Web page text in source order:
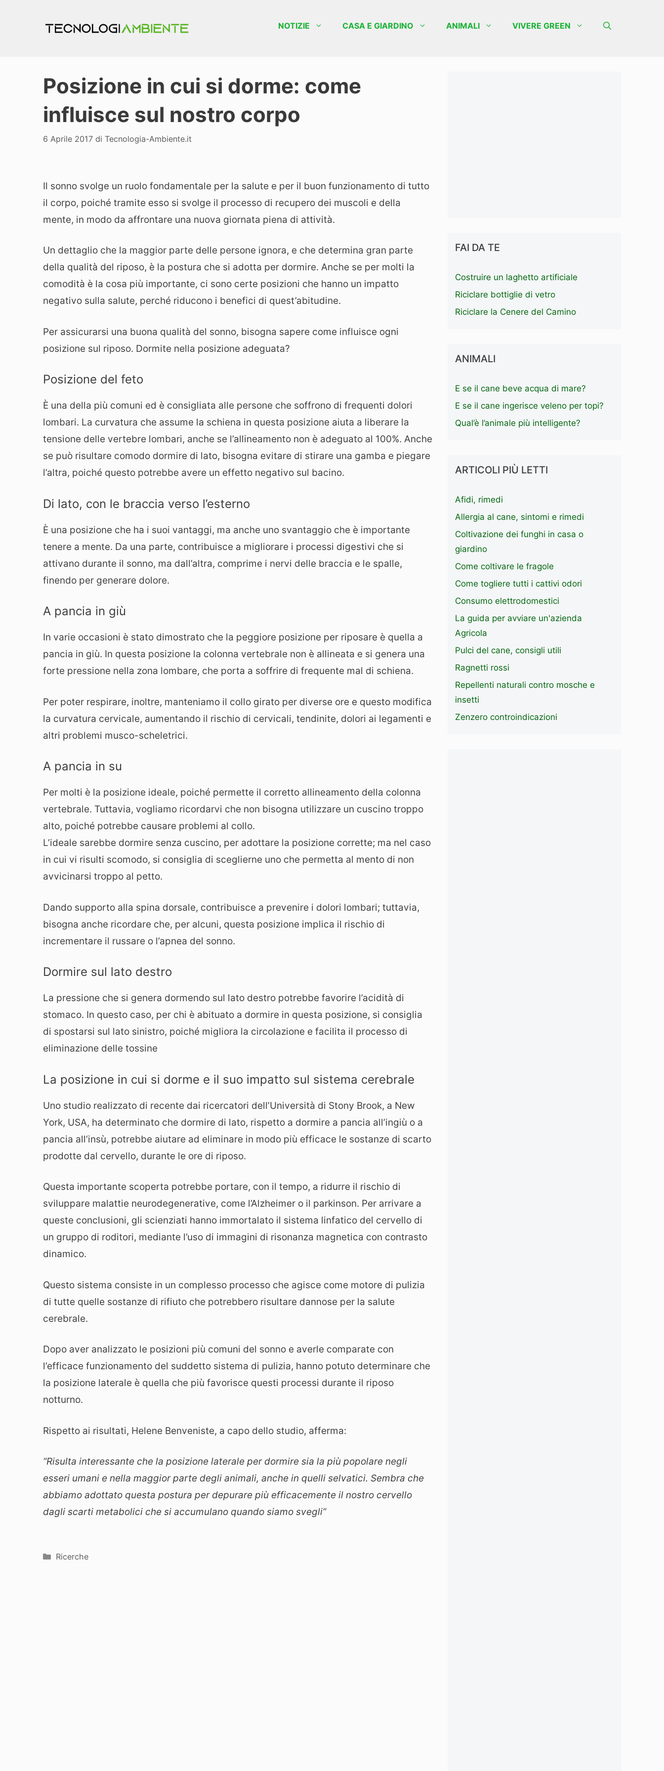
NOTIZIE CASA E GIARDINO ANIMALI VIVERE GREEN
Posizione in cui si dorme: come
influisce sul nostro corpo
6 Aprile 2017 di Tecnologia-Ambiente.it
Il sonno svolge un ruolo fondamentale per la salute e per il buon funzionamento di tutto
il corpo, poiché tramite esso si svolge il processo di recupero dei muscoli e della
mente, in modo da affrontare una nuova giornata piena di attività.
Un dettaglio che la maggior parte delle persone ignora, e che determina gran parte
della qualità del riposo, è la postura che si adotta per dormire. Anche se per molti la
comodità è la cosa più importante, ci sono certe posizioni che hanno un impatto
negativo sulla salute, perché riducono i benefici di quest’abitudine.
Per assicurarsi una buona qualità del sonno, bisogna sapere come influisce ogni
posizione sul riposo. Dormite nella posizione adeguata?
Posizione del feto
È una della più comuni ed è consigliata alle persone che soffrono di frequenti dolori
lombari. La curvatura che assume la schiena in questa posizione aiuta a liberare la
tensione delle vertebre lombari, anche se l’allineamento non è adeguato al 100%. Anche
se può risultare comodo dormire di lato, bisogna evitare di stirare una gamba e piegare
l’altra, poiché questo potrebbe avere un effetto negativo sul bacino.
Di lato, con le braccia verso l’esterno
È una posizione che ha i suoi vantaggi, ma anche uno svantaggio che è importante
tenere a mente. Da una parte, contribuisce a migliorare i processi digestivi che si
attivano durante il sonno, ma dall’altra, comprime i nervi delle braccia e le spalle,
finendo per generare dolore.
A pancia in giù
In varie occasioni è stato dimostrato che la peggiore posizione per riposare è quella a
pancia in giù. In questa posizione la colonna vertebrale non è allineata e si genera una
forte pressione nella zona lombare, che porta a soffrire di frequente mal di schiena.
Per poter respirare, inoltre, manteniamo il collo girato per diverse ore e questo modifica
la curvatura cervicale, aumentando il rischio di cervicali, tendinite, dolori ai legamenti e
altri problemi musco-scheletrici.
A pancia in su
Per molti è la posizione ideale, poiché permette il corretto allineamento della colonna
vertebrale. Tuttavia, vogliamo ricordarvi che non bisogna utilizzare un cuscino troppo
alto, poiché potrebbe causare problemi al collo.
L’ideale sarebbe dormire senza cuscino, per adottare la posizione corrette; ma nel caso
in cui vi risulti scomodo, si consiglia di sceglierne uno che permetta al mento di non
avvicinarsi troppo al petto.
Dando supporto alla spina dorsale, contribuisce a prevenire i dolori lombari; tuttavia,
bisogna anche ricordare che, per alcuni, questa posizione implica il rischio di
incrementare il russare o l’apnea del sonno.
Dormire sul lato destro
La pressione che si genera dormendo sul lato destro potrebbe favorire l’acidità di
stomaco. In questo caso, per chi è abituato a dormire in questa posizione, si consiglia
di spostarsi sul lato sinistro, poiché migliora la circolazione e facilita il processo di
eliminazione delle tossine
La posizione in cui si dorme e il suo impatto sul sistema cerebrale
Uno studio realizzato di recente dai ricercatori dell’Università di Stony Brook, a New
York, USA, ha determinato che dormire di lato, rispetto a dormire a pancia all’ingiù o a
pancia all’insù, potrebbe aiutare ad eliminare in modo più efficace le sostanze di scarto
prodotte dal cervello, durante le ore di riposo.
Questa importante scoperta potrebbe portare, con il tempo, a ridurre il rischio di
sviluppare malattie neurodegenerative, come l’Alzheimer o il parkinson. Per arrivare a
queste conclusioni, gli scienziati hanno immortalato il sistema linfatico del cervello di
un gruppo di roditori, mediante l’uso di immagini di risonanza magnetica con contrasto
dinamico.
Questo sistema consiste in un complesso processo che agisce come motore di pulizia
di tutte quelle sostanze di rifiuto che potrebbero risultare dannose per la salute
cerebrale.
Dopo aver analizzato le posizioni più comuni del sonno e averle comparate con
l’efficace funzionamento del suddetto sistema di pulizia, hanno potuto determinare che
la posizione laterale è quella che più favorisce questi processi durante il riposo
notturno.
Rispetto ai risultati, Helene Benveniste, a capo dello studio, afferma:
“Risulta interessante che la posizione laterale per dormire sia la più popolare negli
esseri umani e nella maggior parte degli animali, anche in quelli selvatici. Sembra che
abbiamo adottato questa postura per depurare più efficacemente il nostro cervello
dagli scarti metabolici che si accumulano quando siamo svegli”
Categorie
Ricerche
FAI DA TE
Costruire un laghetto artificiale
Riciclare bottiglie di vetro
Riciclare la Cenere del Camino
ANIMALI
E se il cane beve acqua di mare?
E se il cane ingerisce veleno per topi?
Qual’è l’animale più intelligente?
ARTICOLI PIÙ LETTI
Afidi, rimedi
Allergia al cane, sintomi e rimedi
Coltivazione dei funghi in casa o
giardino
Come coltivare le fragole
Come togliere tutti i cattivi odori
Consumo elettrodomestici
La guida per avviare un'azienda
Agricola
Pulci del cane, consigli utili
Ragnetti rossi
Repellenti naturali contro mosche e
insetti
Zenzero controindicazioni